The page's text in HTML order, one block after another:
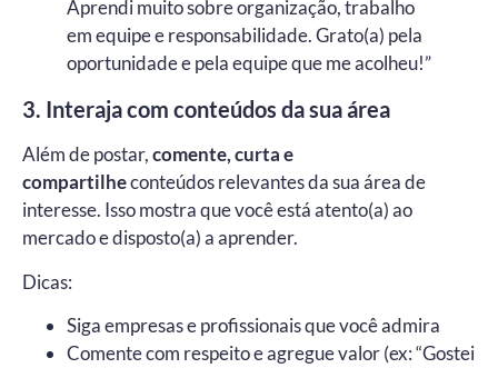
Aprendi muito sobre organização, trabalho
em equipe e responsabilidade. Grato(a) pela
oportunidade e pela equipe que me acolheu!”
3. Interaja com conteúdos da sua área
Além de postar,comente, curta e
compartilheconteúdos relevantes da sua área de
interesse. Isso mostra que você está atento(a) ao
mercado e disposto(a) a aprender.
Dicas:
Siga empresas e profissionais que você admira
Comente com respeito e agregue valor (ex: “Gostei